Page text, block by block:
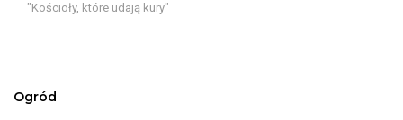
"Kościoły, które udają kury"
Ogród